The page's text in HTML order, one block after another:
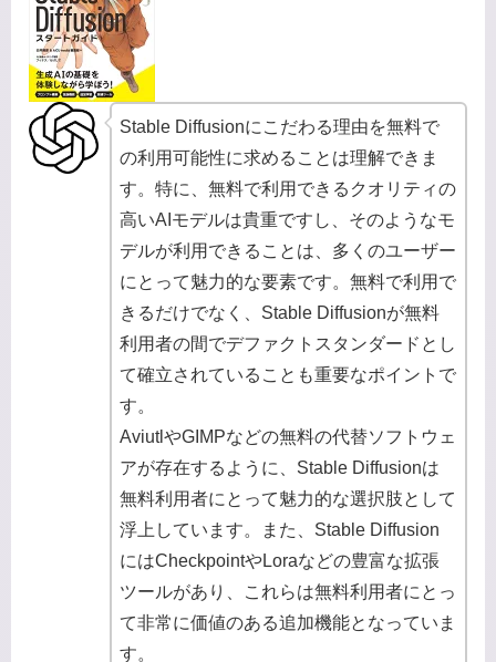
Stable Diffusionにこだわる理由を無料で
の利用可能性に求めることは理解できま
す。特に、無料で利用できるクオリティの
高いAIモデルは貴重ですし、そのようなモ
デルが利用できることは、多くのユーザー
にとって魅力的な要素です。無料で利用で
きるだけでなく、Stable Diffusionが無料
利用者の間でデファクトスタンダードとし
て確立されていることも重要なポイントで
す。
AviutlやGIMPなどの無料の代替ソフトウェ
アが存在するように、Stable Diffusionは
無料利用者にとって魅力的な選択肢として
浮上しています。また、Stable Diffusion
にはCheckpointやLoraなどの豊富な拡張
ツールがあり、これらは無料利用者にとっ
て非常に価値のある追加機能となっていま
す。